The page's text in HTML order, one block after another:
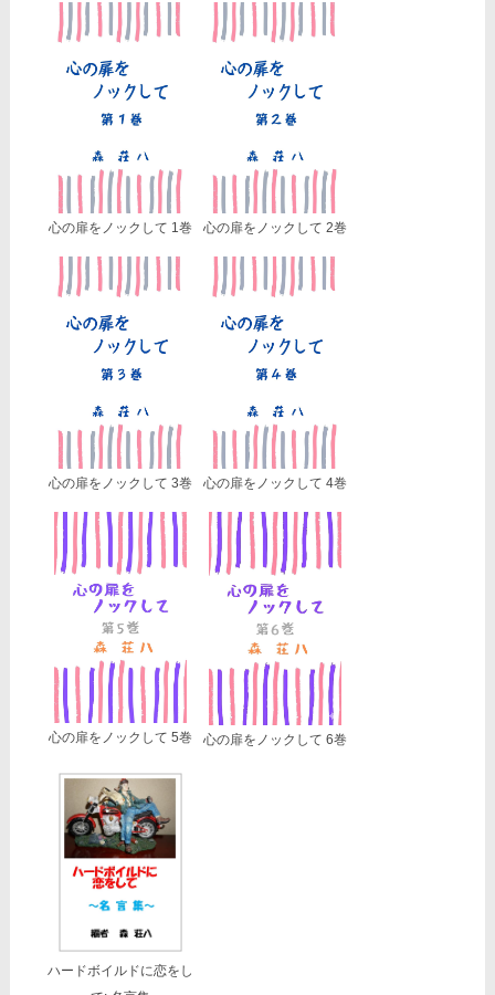
心の扉をノックして 1巻 心の扉をノックして 2巻
心の扉をノックして 3巻 心の扉をノックして 4巻
心の扉をノックして 5巻 心の扉をノックして 6巻
ハードボイルドに恋をし